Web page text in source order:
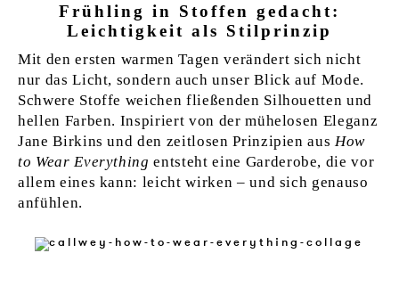
Frühling in Stoffen gedacht:
Leichtigkeit als Stilprinzip
Mit den ersten warmen Tagen verändert sich nicht
nur das Licht, sondern auch unser Blick auf Mode.
Schwere Stoffe weichen fließenden Silhouetten und
hellen Farben. Inspiriert von der mühelosen Eleganz
Jane Birkins und den zeitlosen Prinzipien ausHow
to Wear Everything entsteht eine Garderobe, die vor
allem eines kann: leicht wirken – und sich genauso
anfühlen.